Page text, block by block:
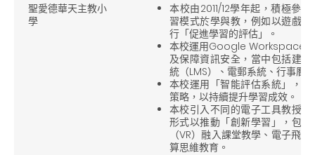
聖愛德華天主教小
學
本校由2011/12學年起，積極參
習模式於學與教，例如以遊戲
行「促進學習的評估」。
本校運用Google Workspace
及保障資訊安全，當中包括建
統（LMS）、電郵系統、行事曆
本校運用「智能評估系統」，
策略，以持續提升學習成效。
本校引入不同的電子工具教授
形式以推動「創新學習」，包
（VR）融入課堂教學、電子飛
算思維教育。